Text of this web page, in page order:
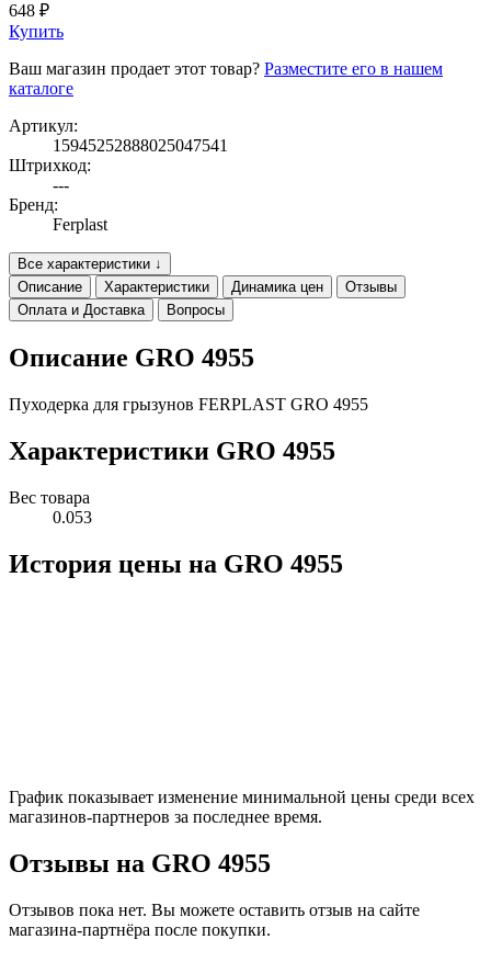
648 ₽
Купить
Ваш магазин продает этот товар? Разместите его в нашем
каталоге
Артикул:
15945252888025047541
Штрихкод:
---
Бренд:
Ferplast
Все характеристики ↓
Описание
Характеристики Динамика цен
Отзывы
Оплата и Доставка
Вопросы
Описание GRO 4955
Пуходерка для грызунов FERPLAST GRO 4955
Характеристики GRO 4955
Вес товара
0.053
История цены на GRO 4955
График показывает изменение минимальной цены среди всех
магазинов-партнеров за последнее время.
Отзывы на GRO 4955
Отзывов пока нет. Вы можете оставить отзыв на сайте
магазина-партнёра после покупки.